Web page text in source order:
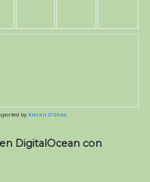
by Kieran O'Shea
DigitalOcean con